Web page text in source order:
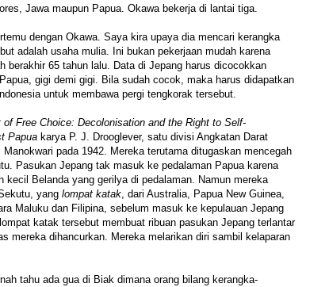
Jawa maupun Papua. Okawa bekerja di lantai tiga.
dengan Okawa. Saya kira upaya dia mencari kerangka
adalah usaha mulia. Ini bukan pekerjaan mudah karena
berakhir 65 tahun lalu. Data di Jepang harus dicocokkan
gigi demi gigi. Bila sudah cocok, maka harus didapatkan
untuk membawa pergi tengkorak tersebut.
of Free Choice: Decolonisation and the Right to Self-
Papua karya P. J. Drooglever, satu divisi Angkatan Darat
pada 1942. Mereka terutama ditugaskan mencegah
Pasukan Jepang tak masuk ke pedalaman Papua karena
kecil Belanda yang gerilya di pedalaman. Namun mereka
yang lompat katak, dari Australia, Papua New Guinea,
Maluku dan Filipina, sebelum masuk ke kepulauan Jepang
katak tersebut membuat ribuan pasukan Jepang terlantar
mereka dihancurkan. Mereka melarikan diri sambil kelaparan
tahu ada gua di Biak dimana orang bilang kerangka-